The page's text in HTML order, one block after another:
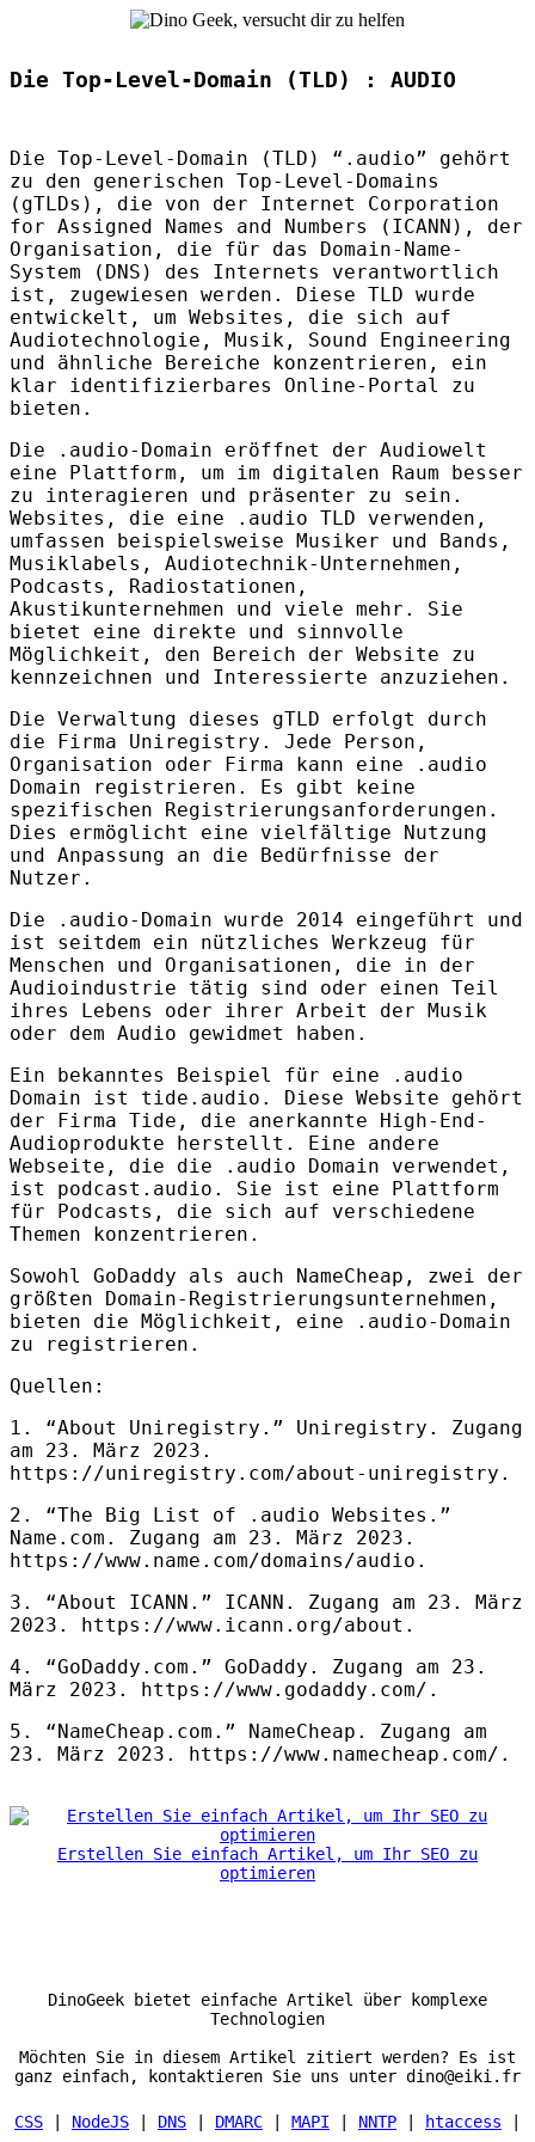
Die Top-Level-Domain (TLD) : AUDIO
Die Top-Level-Domain (TLD ) “.audio” gehört
zu den generischen Top-Level-Domains
(gTLDs), die von der Internet Corporation
for Assigned Names and Numbers ( ICANN ), der
Organisation, die für das Domain-Name-
System ( DNS ) des Internets verantwortlich
ist, zugewiesen werden. Diese TLD wurde
entwickelt, um Websites, die sich auf
Audiotechnologie, Musik, Sound Engineering
und ähnliche Bereiche konzentrieren, ein
klar identifizierbares Online-Portal zu
bieten.
Die .audio-Domain eröffnet der Audiowelt
eine Plattform, um im digitalen Raum besser
zu interagieren und präsenter zu sein.
Websites, die eine .audio TLD verwenden,
umfassen beispielsweise Musiker und Bands,
Musiklabels, Audiotechnik-Unternehmen,
Podcasts, Radiostationen,
Akustikunternehmen und viele mehr. Sie
bietet eine direkte und sinnvolle
Möglichkeit, den Bereich der Website zu
kennzeichnen und Interessierte anzuziehen.
Die Verwaltung dieses gTLD erfolgt durch
die Firma Uniregistry. Jede Person,
Organisation oder Firma kann eine .audio
Domain registrieren. Es gibt keine
spezifischen Registrierungsanforderungen.
Dies ermöglicht eine vielfältige Nutzung
und Anpassung an die Bedürfnisse der
Nutzer.
Die .audio-Domain wurde 2014 eingeführt und
ist seitdem ein nützliches Werkzeug für
Menschen und Organisationen, die in der
Audioindustrie tätig sind oder einen Teil
ihres Lebens oder ihrer Arbeit der Musik
oder dem Audio gewidmet haben.
Ein bekanntes Beispiel für eine .audio
Domain ist tide.audio. Diese Website gehört
der Firma Tide, die anerkannte High-End-
Audioprodukte herstellt. Eine andere
Webseite, die die .audio Domain verwendet,
ist podcast.audio. Sie ist eine Plattform
für Podcasts, die sich auf verschiedene
Themen konzentrieren.
Sowohl GoDaddy als auch NameCheap, zwei der
größten Domain-Registrierungsunternehmen,
bieten die Möglichkeit, eine .audio-Domain
zu registrieren.
Quellen:
1. “About Uniregistry.” Uniregistry. Zugang
am 23. März 2023.
https://uniregistry.com/about-uniregistry.
2. “The Big List of .audio Websites.”
Name.com. Zugang am 23. März 2023.
https://www.name.com/domains/audio.
3. “About ICANN .” ICANN . Zugang am 23. März
2023. https://www.icann.org/about.
4. “GoDaddy.com.” GoDaddy. Zugang am 23.
März 2023. https://www.godaddy.com/.
5. “NameCheap.com.” NameCheap. Zugang am
23. März 2023. https://www.namecheap.com/.
Erstellen Sie einfach Artikel, um Ihr SEO zu
optimieren
DinoGeek bietet einfache Artikel über komplexe
Technologien
Möchten Sie in diesem Artikel zitiert werden? Es ist
ganz einfach, kontaktieren Sie uns unter dino@eiki.fr
CSS NodeJS DNS DMARC MAPI NNTP htaccess